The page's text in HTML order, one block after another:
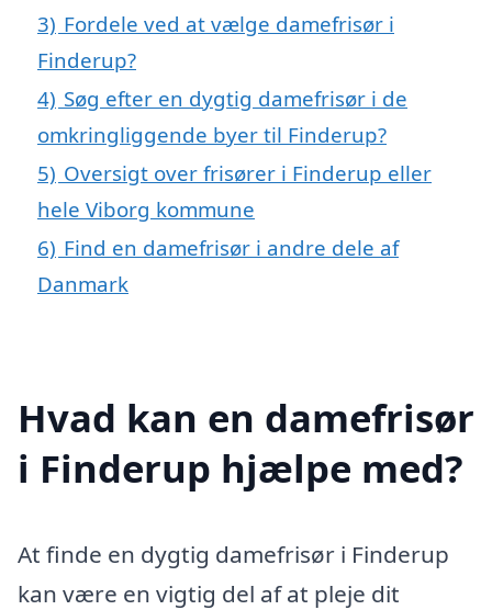
3) Fordele ved at vælge damefrisør i
Finderup?
4) Søg efter en dygtig damefrisør i de
omkringliggende byer til Finderup?
5) Oversigt over frisører i Finderup eller
hele Viborg kommune
6) Find en damefrisør i andre dele af
Danmark
Hvad kan en damefrisør
i Finderup hjælpe med?
At finde en dygtig damefrisør i Finderup
kan være en vigtig del af at pleje dit